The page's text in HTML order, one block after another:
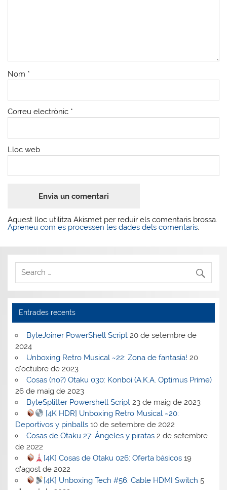
Nom *
Correu electrònic *
Lloc web
Aquest lloc utilitza Akismet per reduir els comentaris brossa.
Apreneu com es processen les dades dels comentaris.
Entrades recents
ByteJoiner PowerShell Script 20 de setembre de
2024
Unboxing Retro Musical ~22: Zona de fantasía! 20
d'octubre de 2023
Cosas (no?) Otaku 030: Konboi (A.K.A. Optimus Prime)
26 de maig de 2023
ByteSplitter Powershell Script 23 de maig de 2023
[4K HDR] Unboxing Retro Musical ~20:
Deportivos y pinballs 10 de setembre de 2022
Cosas de Otaku 27: Ángeles y piratas 2 de setembre
de 2022
[4K] Cosas de Otaku 026: Oferta básicos 19
d'agost de 2022
[4K] Unboxing Tech #56: Cable HDMI Switch 5